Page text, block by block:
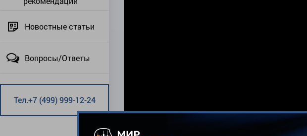
Новостные статьи
Вопросы/Ответы
Тел.+7 (499) 999-12-24